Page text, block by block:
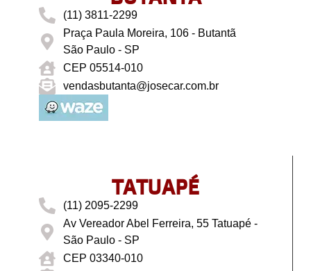
(11) 3811-2299
Praça Paula Moreira, 106 - Butantã
São Paulo - SP
CEP 05514-010
vendasbutanta@josecar.com.br
TATUAPÉ
(11) 2095-2299
Av Vereador Abel Ferreira, 55 Tatuapé -
São Paulo - SP
CEP 03340-010